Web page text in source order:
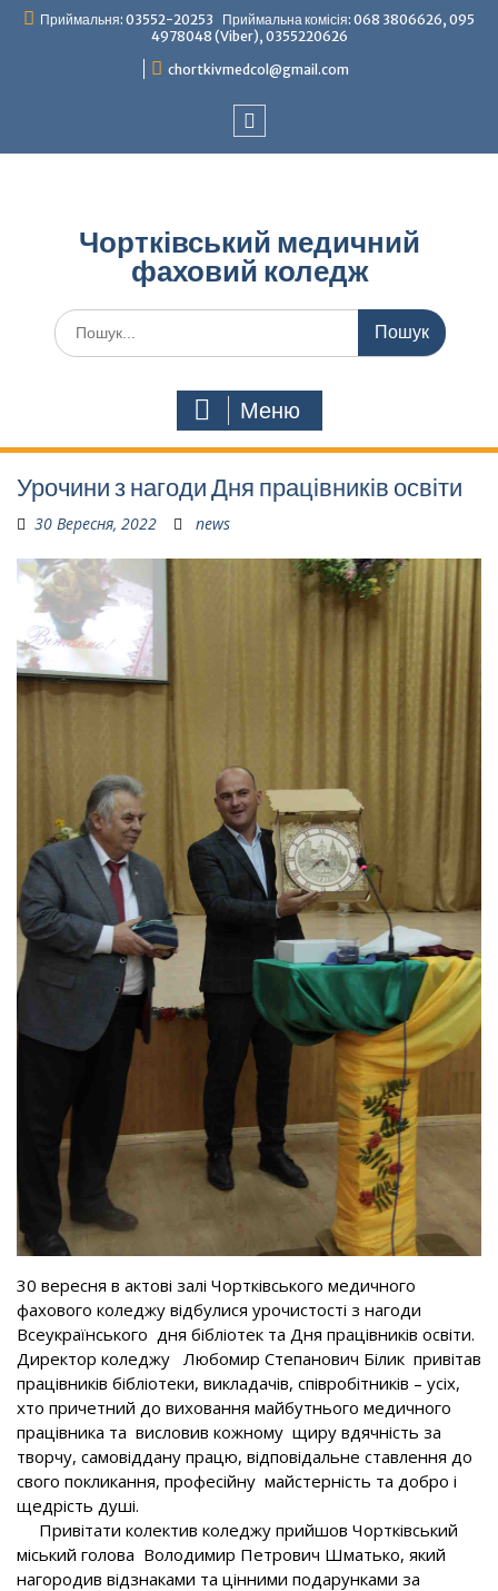
ПерейтиПриймальня: 03552-20253 Приймальна комісія: 068 3806626, 095
4978048 (Viber), 0355220626
chortkivmedcol@gmail.com
Чортківський медичний
фаховий коледж
Шукати:
Меню
Урочини з нагоди Дня працівників освіти
30 Вересня, 2022 news
30 вересня в актові залі Чортківського медичного
фахового коледжу відбулися урочистості з нагоди
Всеукраїнського дня бібліотек та Дня працівників освіти.
Директор коледжу Любомир Степанович Білик привітав
працівників бібліотеки, викладачів, співробітників – усіх,
хто причетний до виховання майбутнього медичного
працівника та висловив кожному щиру вдячність за
творчу, самовіддану працю, відповідальне ставлення до
свого покликання, професійну майстерність та добро і
щедрість душі.
Привітати колектив коледжу прийшов Чортківський
міський голова Володимир Петрович Шматько, який
нагородив відзнаками та цінними подарунками за